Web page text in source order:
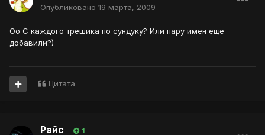
Опубликовано 19 марта, 2009
Оо С каждого трешика по сундуку? Или пару имен еще
добавили?)
Цитата
Райс 1